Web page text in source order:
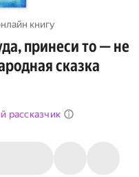
книгу
принеси то — не
сказка
рассказчик